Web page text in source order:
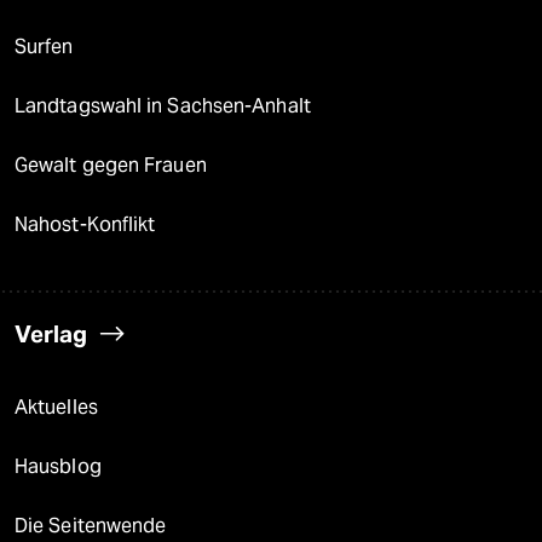
Surfen
Landtagswahl in Sachsen-Anhalt
Gewalt gegen Frauen
Nahost-Konflikt
Verlag
Aktuelles
Hausblog
Die Seitenwende